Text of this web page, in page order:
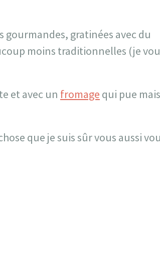
gratinées avec du
moins traditionnelles (je
et avec un fromage qui pue
que je suis sûr vous aussi